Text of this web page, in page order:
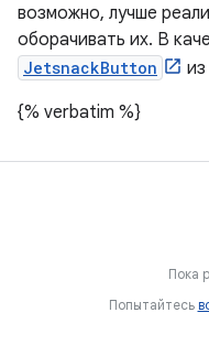
возможно, лучше
оборачивать их. В
JetsnackButton
{% verbatim %}
Пока
Попытайтесь